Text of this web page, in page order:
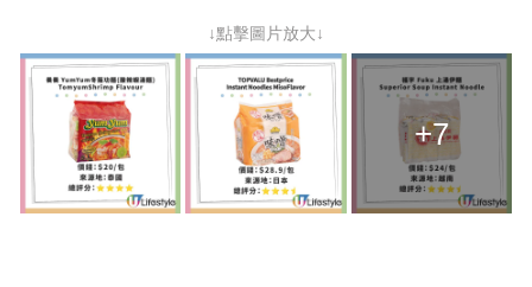
↓點擊圖片放大↓
+7